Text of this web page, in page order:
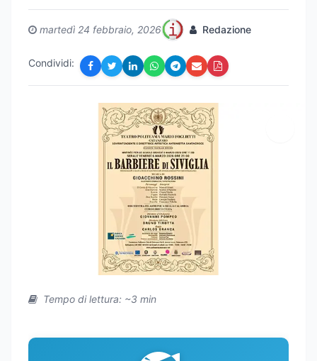
martedì 24 febbraio, 2026 Redazione
Condividi:
Tempo di lettura: ~3 min